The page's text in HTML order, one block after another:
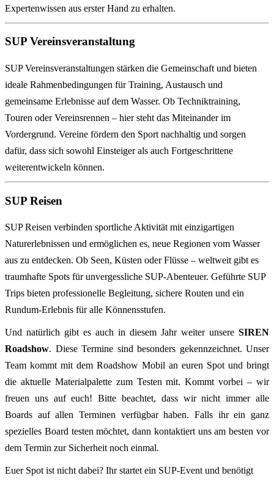
Expertenwissen aus erster Hand zu erhalten.
SUP Vereinsveranstaltung
SUP Vereinsveranstaltungen stärken die Gemeinschaft und bieten
ideale Rahmenbedingungen für Training, Austausch und
gemeinsame Erlebnisse auf dem Wasser. Ob Techniktraining,
Touren oder Vereinsrennen – hier steht das Miteinander im
Vordergrund. Vereine fördern den Sport nachhaltig und sorgen
dafür, dass sich sowohl Einsteiger als auch Fortgeschrittene
weiterentwickeln können.
SUP Reisen
SUP Reisen verbinden sportliche Aktivität mit einzigartigen
Naturerlebnissen und ermöglichen es, neue Regionen vom Wasser
aus zu entdecken. Ob Seen, Küsten oder Flüsse – weltweit gibt es
traumhafte Spots für unvergessliche SUP‑Abenteuer. Geführte SUP
Trips bieten professionelle Begleitung, sichere Routen und ein
Rundum‑Erlebnis für alle Könnensstufen.
Und natürlich gibt es auch in diesem Jahr weiter unsere SIREN
Roadshow. Diese Termine sind besonders gekennzeichnet. Unser
Team kommt mit dem Roadshow Mobil an euren Spot und bringt
die aktuelle Materialpalette zum Testen mit. Kommt vorbei – wir
freuen uns auf euch! Bitte beachtet, dass wir nicht immer alle
Boards auf allen Terminen verfügbar haben. Falls ihr ein ganz
spezielles Board testen möchtet, dann kontaktiert uns am besten vor
dem Termin zur Sicherheit noch einmal.
Euer Spot ist nicht dabei? Ihr startet ein SUP-Event und benötigt